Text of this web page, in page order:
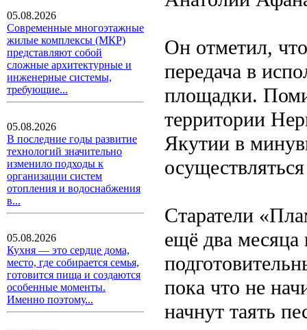
05.08.2026
Современные многоэтажные
жилые комплексы (МКР)
представляют собой
сложные архитектурные и
инженерные системы,
требующие...
05.08.2026
В последние годы развитие
технологий значительно
изменило подходы к
организации систем
отопления и водоснабжения
в...
05.08.2026
Кухня — это сердце дома,
место, где собирается семья,
готовится пища и создаются
особенные моменты.
Именно поэтому...
Он отметил,
передача в
площадки.
территории
Якутии в
Старатели
ещё два
пока что не
начнут таять